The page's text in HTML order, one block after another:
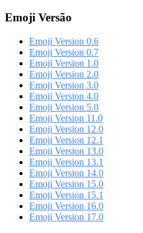
Emoji Versão
Emoji Version 0.6
Emoji Version 0.7
Emoji Version 1.0
Emoji Version 2.0
Emoji Version 3.0
Emoji Version 4.0
Emoji Version 5.0
Emoji Version 11.0
Emoji Version 12.0
Emoji Version 12.1
Emoji Version 13.0
Emoji Version 13.1
Emoji Version 14.0
Emoji Version 15.0
Emoji Version 15.1
Emoji Version 16.0
Emoji Version 17.0